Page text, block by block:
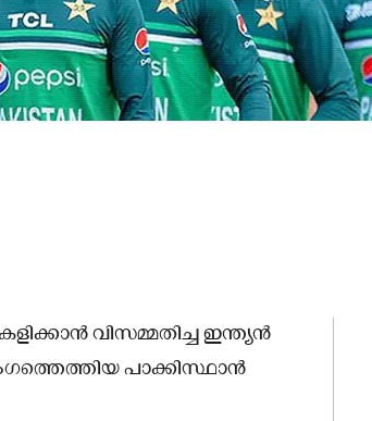
വിസമ്മതിച്ച ഇന്ത്യൻ
പാക്കിസ്ഥാൻ